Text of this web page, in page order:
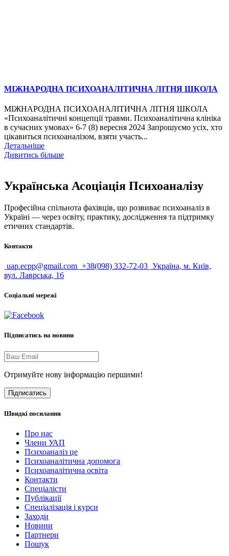
МІЖНАРОДНА ПСИХОАНАЛІТИЧНА ЛІТНЯ ШКОЛА
МІЖНАРОДНА ПСИХОАНАЛІТИЧНА ЛІТНЯ ШКОЛА
«Психоаналітичні концепції травми. Психоаналітична клініка
в сучасних умовах» 6-7 (8) вересня 2024 Запрошуємо усіх, хто
цікавиться психоаналізом, взяти участь...
Детальніше
Дивитись більше
Українська Асоціація Психоаналізу
Професійна спільнота фахівців, що розвиває психоаналіз в
Україні — через освіту, практику, дослідження та підтримку
етичних стандартів.
Контакти
uap.ecpp@gmail.com +38(098) 332-72-03 Україна, м. Київ,
вул. Лаврська, 16
Соціальні мережі
Підписатись на новини
Отримуйте нову інформацію першими!
Підписатись
Швидкі посилання
Про нас
Члени УАП
Психоаналіз це
Психоаналітична допомога
Психоаналітична освіта
Контакти
Спеціалісти
Публікації
Cпеціалізація і курси
Заходи
Новини
Партнери
Пошук